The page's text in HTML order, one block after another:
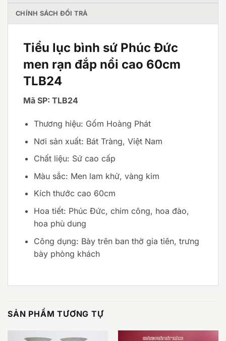
CHÍNH SÁCH ĐỔI TRẢ
Tiểu lục bình sứ Phúc Đức
men rạn đắp nổi cao 60cm
TLB24
Mã SP: TLB24
Thương hiệu: Gốm Hoàng Phát
Nơi sản xuất: Bát Tràng, Việt Nam
Chất liệu: Sứ cao cấp
Màu sắc: Men lam khử, vàng kim
Kích thước cao 60cm
Hoa tiết: Phúc Đức, chim công, hoa đào,
hoa phù dung
Công dụng: Bày trên ban thờ gia tiên, trưng
bày phòng khách
SẢN PHẨM TƯƠNG TỰ